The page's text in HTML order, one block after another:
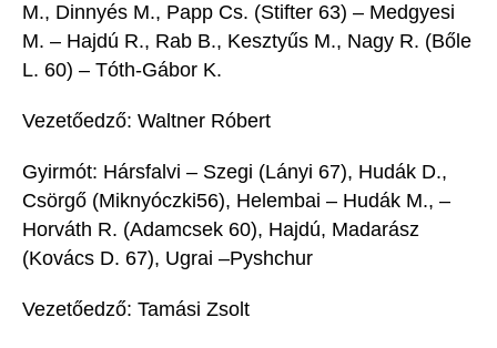
M., Dinnyés M., Papp Cs. (Stifter 63) – Medgyesi
M. – Hajdú R., Rab B., Kesztyűs M., Nagy R. (Bőle
L. 60) – Tóth-Gábor K.
Vezetőedző: Waltner Róbert
Gyirmót: Hársfalvi – Szegi (Lányi 67), Hudák D.,
Csörgő (Miknyóczki56), Helembai – Hudák M., –
Horváth R. (Adamcsek 60), Hajdú, Madarász
(Kovács D. 67), Ugrai –Pyshchur
Vezetőedző: Tamási Zsolt